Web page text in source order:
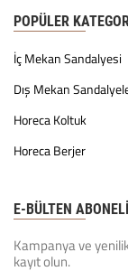
POPÜLER
İç Mekan Sandalyesi
Dış Mekan
Horeca Koltuk
Horeca Berjer
E-BÜLTEN
Kampanya ve
kayıt olun.